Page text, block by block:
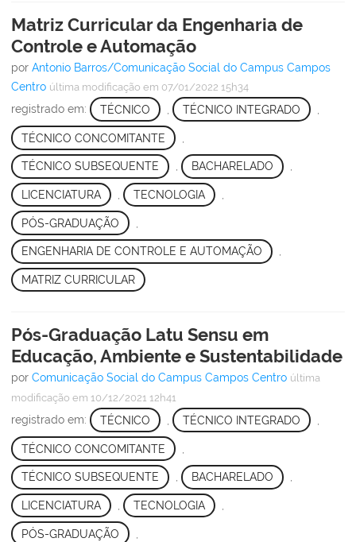
Matriz Curricular da Engenharia de
Controle e Automação
por Antonio Barros/Comunicação Social do Campus Campos
Centro última modificação em 07/01/2022 15h34
registrado em: TÉCNICO TÉCNICO INTEGRADO
TÉCNICO CONCOMITANTE
TÉCNICO SUBSEQUENTE , BACHARELADO ,
LICENCIATURA TECNOLOGIA
PÓS-GRADUAÇÃO
ENGENHARIA DE CONTROLE E AUTOMAÇÃO ,
MATRIZ CURRICULAR
Pós-Graduação Latu Sensu em
Educação, Ambiente e Sustentabilidade
por Comunicação Social do Campus Campos Centro última
modificação em 10/12/2021 12h41
registrado em: TÉCNICO TÉCNICO INTEGRADO
TÉCNICO CONCOMITANTE
TÉCNICO SUBSEQUENTE , BACHARELADO ,
LICENCIATURA TECNOLOGIA
PÓS-GRADUAÇÃO